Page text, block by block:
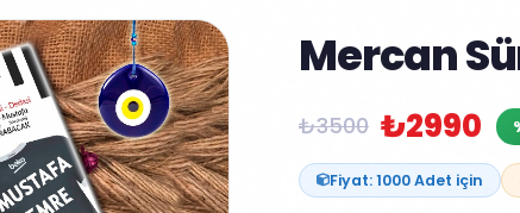
Mercan
₺3500 ₺2990
Fiyat: 1000 Adet için